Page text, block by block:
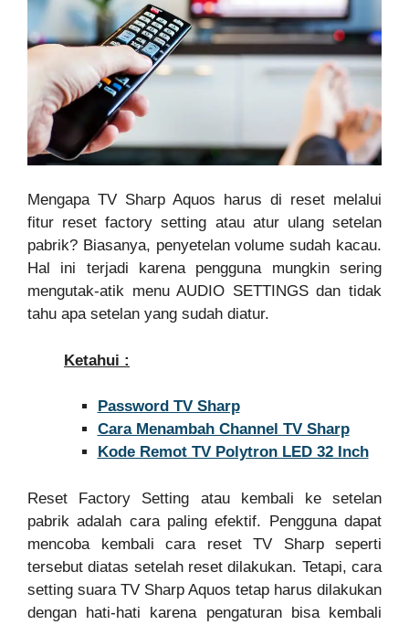
Mengapa TV Sharp Aquos harus di reset melalui
fitur reset factory setting atau atur ulang setelan
pabrik? Biasanya, penyetelan volume sudah kacau.
Hal ini terjadi karena pengguna mungkin sering
mengutak-atik menu AUDIO SETTINGS dan tidak
tahu apa setelan yang sudah diatur.
Ketahui :
Password TV Sharp
Cara Menambah Channel TV Sharp
Kode Remot TV Polytron LED 32 Inch
Reset Factory Setting atau kembali ke setelan
pabrik adalah cara paling efektif. Pengguna dapat
mencoba kembali cara reset TV Sharp seperti
tersebut diatas setelah reset dilakukan. Tetapi, cara
setting suara TV Sharp Aquos tetap harus dilakukan
dengan hati-hati karena pengaturan bisa kembali